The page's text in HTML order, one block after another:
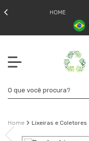
HOME
Lixeiras e Coletores